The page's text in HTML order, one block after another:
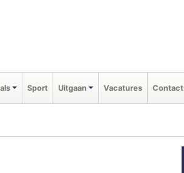
Sport Uitgaan Vacatures Contact